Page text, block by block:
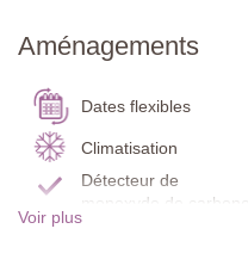
voiture. À proximité, Gaiole
des boutiques, un
également facilement
possibilités d’excursions.
À propos de la villa
Casa Luce est un
deuxième étage, avec une
Aménagements
Dates flexibles
Climatisation
Détecteur de
monoxyde de carbone
Voir plus